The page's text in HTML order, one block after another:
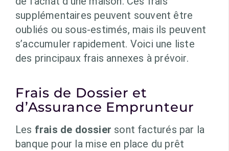
supplémentaires peuvent souvent être
oubliés ou sous-estimés, mais ils peuvent
s’accumuler rapidement. Voici une liste
des principaux frais annexes à prévoir.
Frais de Dossier et
d’Assurance Emprunteur
Les frais de dossier sont facturés par la
banque pour la mise en place du prêt